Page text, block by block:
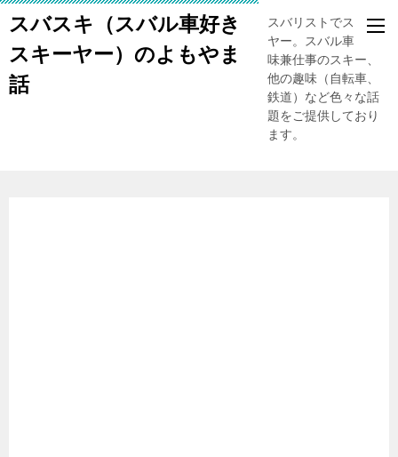
スバスキ（スバル車好き
スキーヤー）のよもやま
話
スバリストでスキー
ヤー。スバル車、趣
味兼仕事のスキー、
他の趣味（自転車、
鉄道）など色々な話
題をご提供しており
ます。